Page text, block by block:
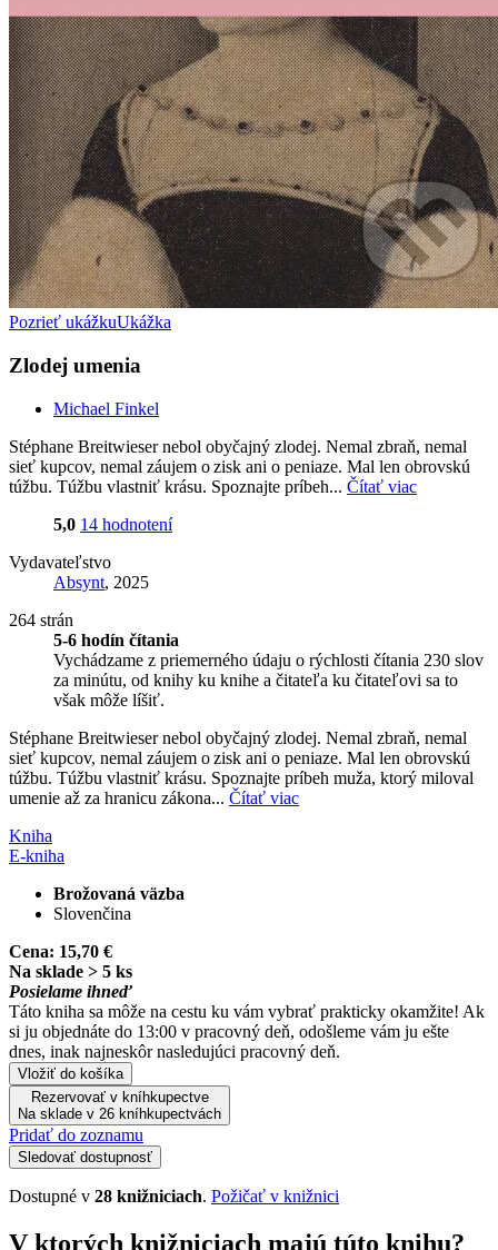
Pozrieť ukážkuUkážka
Zlodej umenia
Michael Finkel
Stéphane Breitwieser nebol obyčajný zlodej. Nemal zbraň, nemal
sieť kupcov, nemal záujem o zisk ani o peniaze. Mal len obrovskú
túžbu. Túžbu vlastniť krásu. Spoznajte príbeh... Čítať viac
5,0 14 hodnotení
Vydavateľstvo
Absynt, 2025
264 strán
5-6 hodín čítania
Vychádzame z priemerného údaju o rýchlosti čítania 230 slov
za minútu, od knihy ku knihe a čitateľa ku čitateľovi sa to
však môže líšiť.
Stéphane Breitwieser nebol obyčajný zlodej. Nemal zbraň, nemal
sieť kupcov, nemal záujem o zisk ani o peniaze. Mal len obrovskú
túžbu. Túžbu vlastniť krásu. Spoznajte príbeh muža, ktorý miloval
umenie až za hranicu zákona... Čítať viac
Kniha
E-kniha
Brožovaná väzba
Slovenčina
Cena: 15,70 €
Na sklade > 5 ks
Posielame ihneď
Táto kniha sa môže na cestu ku vám vybrať prakticky okamžite! Ak
si ju objednáte do 13:00 v pracovný deň, odošleme vám ju ešte
dnes, inak najneskôr nasledujúci pracovný deň.
Vložiť do košíka
Rezervovať v kníhkupectve
Na sklade v 26 kníhkupectvách
Pridať do zoznamu
Sledovať dostupnosť
Dostupné v 28 knižniciach. Požičať v knižnici
V ktorých knižniciach majú túto knihu?